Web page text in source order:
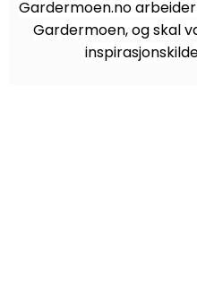
Gardermoen.no
Gardermoen, og skal